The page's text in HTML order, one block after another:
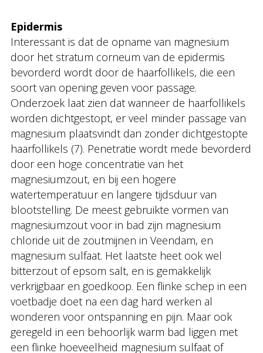
Epidermis
Interessant is dat de opname van magnesium
door het stratum corneum van de epidermis
bevorderd wordt door de haarfollikels, die een
soort van opening geven voor passage.
Onderzoek laat zien dat wanneer de haarfollikels
worden dichtgestopt, er veel minder passage van
magnesium plaatsvindt dan zonder dichtgestopte
haarfollikels (7). Penetratie wordt mede bevorderd
door een hoge concentratie van het
magnesiumzout, en bij een hogere
watertemperatuur en langere tijdsduur van
blootstelling. De meest gebruikte vormen van
magnesiumzout voor in bad zijn magnesium
chloride uit de zoutmijnen in Veendam, en
magnesium sulfaat. Het laatste heet ook wel
bitterzout of epsom salt, en is gemakkelijk
verkrijgbaar en goedkoop. Een flinke schep in een
voetbadje doet na een dag hard werken al
wonderen voor ontspanning en pijn. Maar ook
geregeld in een behoorlijk warm bad liggen met
een flinke hoeveelheid magnesium sulfaat of